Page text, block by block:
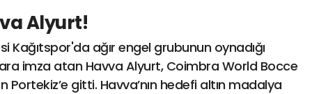
Alyurt!
Kağıtspor'da ağır engel grubunun oynadığı
imza atan Havva Alyurt, Coimbra World Bocce
Portekiz’e gitti. Havva’nın hedefi altın madalya